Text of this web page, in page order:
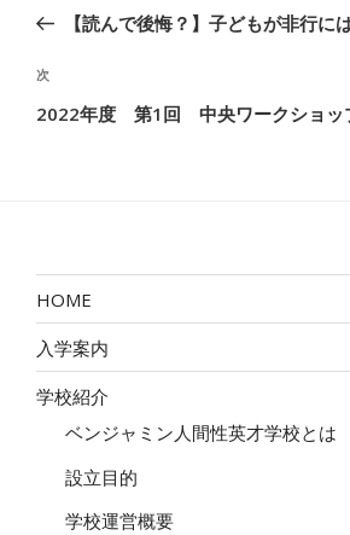
ナ
ビ
ゲ
の
稿
【読んで後悔？】子どもが非行に
次
の
次
2022年度 第1回 中央ワークショッ
HOME
入学案内
学校紹介
ベンジャミン人間性英才学校とは
設立目的
学校運営概要